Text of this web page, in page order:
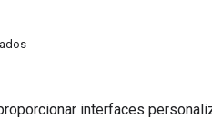
interfaces